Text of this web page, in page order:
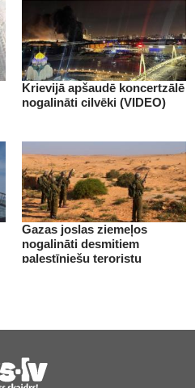
Krievijā apšaudē koncertzālē
nogalināti cilvēki (VIDEO)
Gazas joslas ziemeļos
nogalināti desmitiem
palestīniešu teroristu